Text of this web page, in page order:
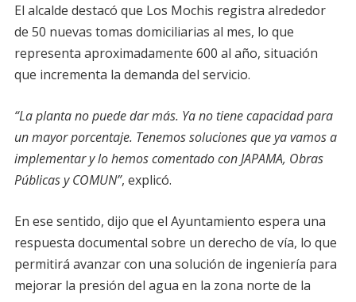
El alcalde destacó que Los Mochis registra alrededor
de 50 nuevas tomas domiciliarias al mes, lo que
representa aproximadamente 600 al año, situación
que incrementa la demanda del servicio.
“La planta no puede dar más. Ya no tiene capacidad para
un mayor porcentaje. Tenemos soluciones que ya vamos a
implementar y lo hemos comentado con JAPAMA, Obras
Públicas y COMUN”, explicó.
En ese sentido, dijo que el Ayuntamiento espera una
respuesta documental sobre un derecho de vía, lo que
permitirá avanzar con una solución de ingeniería para
mejorar la presión del agua en la zona norte de la